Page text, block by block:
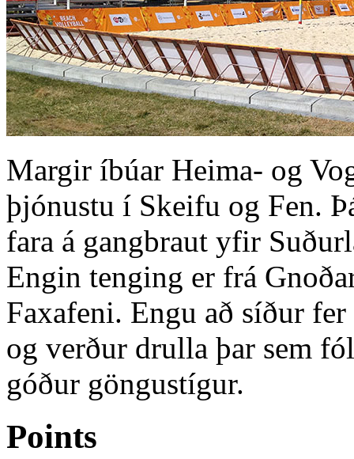
Margir íbúar Heima- og
þjónustu í Skeifu og Fen.
fara á gangbraut yfir
Engin tenging er frá
Faxafeni. Engu að síður
og verður drulla þar sem
góður göngustígur.
Points